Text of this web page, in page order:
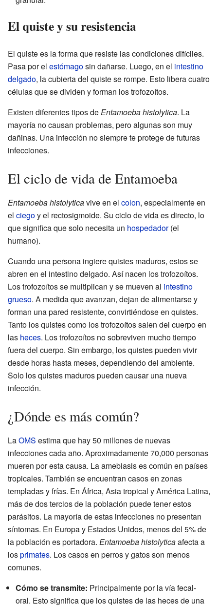
El quiste y su resistencia
El quiste es la forma que resiste las condiciones difíciles.
Pasa por el estómagosin dañarse. Luego, en el intestino
delgado, la cubierta del quiste se rompe. Esto libera cuatro
células que se dividen y forman los trofozoítos.
Existen diferentes tipos deEntamoeba histolytica. La
mayoría no causan problemas, pero algunas son muy
dañinas. Una infección no siempre te protege de futuras
infecciones.
El ciclo de vida de Entamoeba
Entamoeba histolyticavive en el colon, especialmente en
el ciegoy el rectosigmoide. Su ciclo de vida es directo, lo
que significa que solo necesita un hospedador(el
humano).
Cuando una persona ingiere quistes maduros, estos se
abren en el intestino delgado. Así nacen los trofozoítos.
Los trofozoítos se multiplican y se mueven al intestino
grueso. A medida que avanzan, dejan de alimentarse y
forman una pared resistente, convirtiéndose en quistes.
Tanto los quistes como los trofozoítos salen del cuerpo en
las heces. Los trofozoítos no sobreviven mucho tiempo
fuera del cuerpo. Sin embargo, los quistes pueden vivir
desde horas hasta meses, dependiendo del ambiente.
Solo los quistes maduros pueden causar una nueva
infección.
¿Dónde es más común?
LaOMS estima que hay 50 millones de nuevas
infecciones cada año. Aproximadamente 70,000 personas
mueren por esta causa. La amebiasis es común en países
tropicales. También se encuentran casos en zonas
templadas y frías. En África, Asia tropical y América Latina,
más de dos tercios de la población puede tener estos
parásitos. La mayoría de estas infecciones no presentan
síntomas. En Europa y Estados Unidos, menos del 5% de
la población es portadora. Entamoeba histolyticaafecta a
losprimates. Los casos en perros y gatos son menos
comunes.
Cómo se transmite: Principalmente por la vía fecal-
oral. Esto significa que los quistes de las heces de una